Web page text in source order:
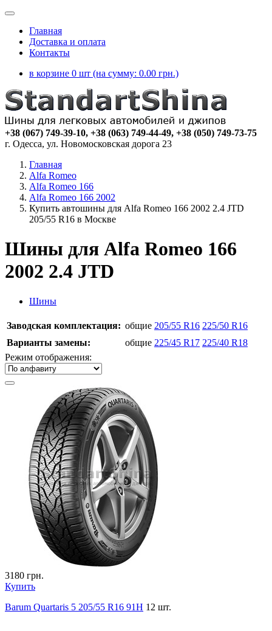
Главная
Доставка и оплата
Контакты
в корзине 0 шт (на сумму: 0.00 грн.)
+38 (067) 749-39-10, +38 (063) 749-44-49, +38 (050) 749-73-75
г. Одесса, ул. Новомосковская дорога 23
Главная
Alfa Romeo
Alfa Romeo 166
Alfa Romeo 166 2002
Купить автошины для Alfa Romeo 166 2002 2.4 JTD
205/55 R16 в Москве
Шины для Alfa Romeo 166
2002 2.4 JTD
Шины
Заводская комплектация: общие 205/55 R16 225/50 R16
Варианты замены:
общие 225/45 R17 225/40 R18
Режим отображения:
3180 грн.
Купить
Barum Quartaris 5 205/55 R16 91H 12 шт.